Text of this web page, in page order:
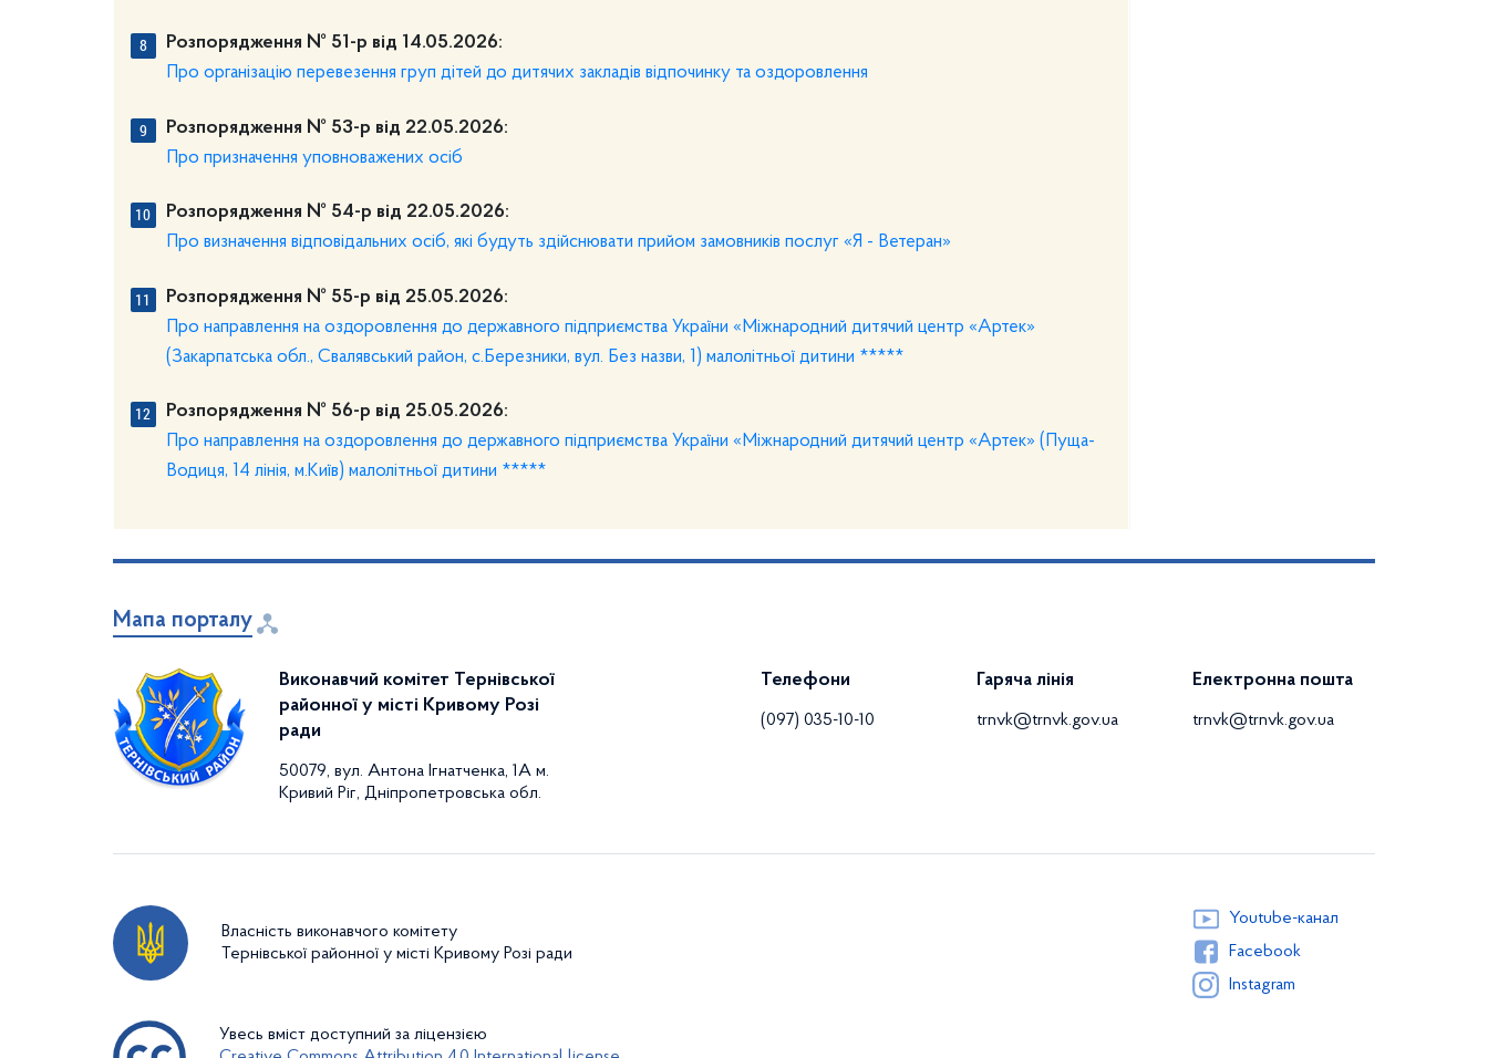
Розпорядження № 51-р від 14.05.2026:
Про організацію перевезення груп дітей до дитячих закладів відпочинку та оздоровлення
Розпорядження № 53-р від 22.05.2026:
Про призначення уповноважених осіб
Розпорядження № 54-р від 22.05.2026:
Про визначення відповідальних осіб, які будуть здійснювати прийом замовників послуг «Я - Ветеран»
Розпорядження № 55-р від 25.05.2026:
Про направлення на оздоровлення до державного підприємства України «Міжнародний дитячий центр «Артек»
(Закарпатська обл., Свалявський район, с.Березники, вул. Без назви, 1) малолітньої дитини *****
Розпорядження № 56-р від 25.05.2026:
Про направлення на оздоровлення до державного підприємства України «Міжнародний дитячий центр «Артек» (Пуща-
Водиця, 14 лінія, м.Київ) малолітньої дитини *****
Мапа порталу
Виконавчий комітет Тернівської
районної у місті Кривому Розі
ради
50079, вул. Антона Ігнатченка, 1А м.
Кривий Ріг, Дніпропетровська обл.
Телефони
(097) 035-10-10
Гаряча лінія
trnvk@trnvk.gov.ua
Електронна пошта
trnvk@trnvk.gov.ua
Власність виконавчого комітету
Тернівської районної у місті Кривому Розі ради
Увесь вміст доступний за ліцензією
Youtube-канал
Facebook
Instagram